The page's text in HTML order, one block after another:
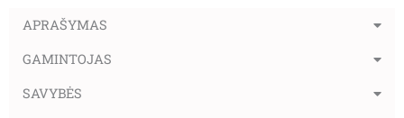
APRAŠYMAS
GAMINTOJAS
SAVYBĖS